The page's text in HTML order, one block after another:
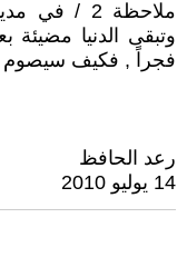
فجراً , فكيف سيصوم
رعد الحافظ
14 يوليو 2010